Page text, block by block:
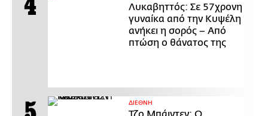
Λυκαβηττός: Σε 57χρονη
γυναίκα από την Κυψέλη
ανήκει η σορός – Από
πτώση ο θάνατος της
ΔΙΕΘΝΗ